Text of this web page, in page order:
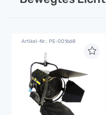
Artikel-Nr.: PE-001668